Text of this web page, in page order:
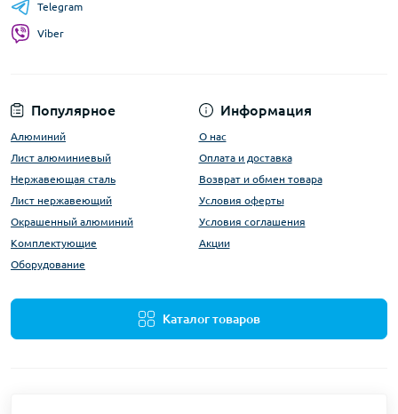
Популярное
Алюминий
Лист алюминиевый
Нержавеющая сталь
Лист нержавеющий
Окрашенный алюминий
Комплектующие
Оборудование
Информация
О нас
Оплата и доставка
Возврат и обмен товара
Условия оферты
Условия соглашения
Акции
Каталог товаров
Telegram
Viber